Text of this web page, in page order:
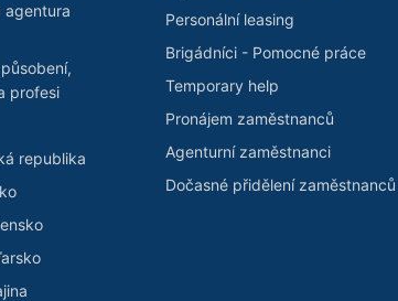
agentura
profesi
republika
Personální leasing
Brigádníci - Pomocné práce
Temporary help
Pronájem zaměstnanců
Agenturní zaměstnanci
Dočasné přidělení zaměstnanců